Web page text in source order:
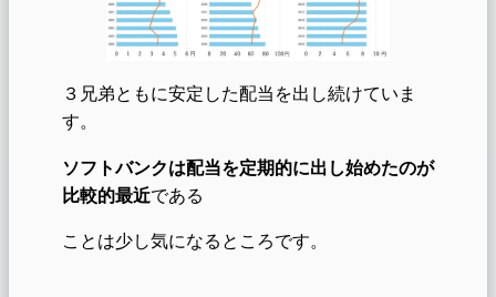
３兄弟ともに安定した配当を出し続けていま
す。
ソフトバンクは配当を定期的に出し始めたのが
比較的最近である
ことは少し気になるところです。